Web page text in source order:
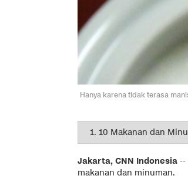
Hanya karena tidak terasa
Jakarta, CNN Indonesia --
makanan dan minuman.